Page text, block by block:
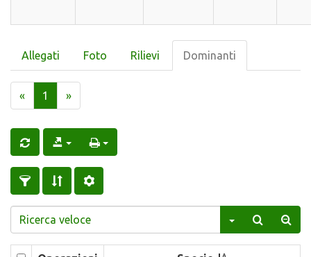
Allegati Foto Rilievi Dominanti
« 1 »